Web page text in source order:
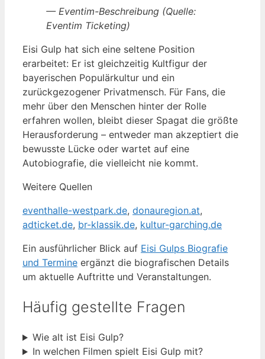
— Eventim-Beschreibung (Quelle:
Eventim Ticketing)
Eisi Gulp hat sich eine seltene Position
erarbeitet: Er ist gleichzeitig Kultfigur der
bayerischen Populärkultur und ein
zurückgezogener Privatmensch. Für Fans, die
mehr über den Menschen hinter der Rolle
erfahren wollen, bleibt dieser Spagat die größte
Herausforderung – entweder man akzeptiert die
bewusste Lücke oder wartet auf eine
Autobiografie, die vielleicht nie kommt.
Weitere Quellen
eventhalle-westpark.de, donauregion.at,
adticket.de, br-klassik.de, kultur-garching.de
Ein ausführlicher Blick auf Eisi Gulps Biografie
und Termine ergänzt die biografischen Details
um aktuelle Auftritte und Veranstaltungen.
Häufig gestellte Fragen
Wie alt ist Eisi Gulp?
In welchen Filmen spielt Eisi Gulp mit?